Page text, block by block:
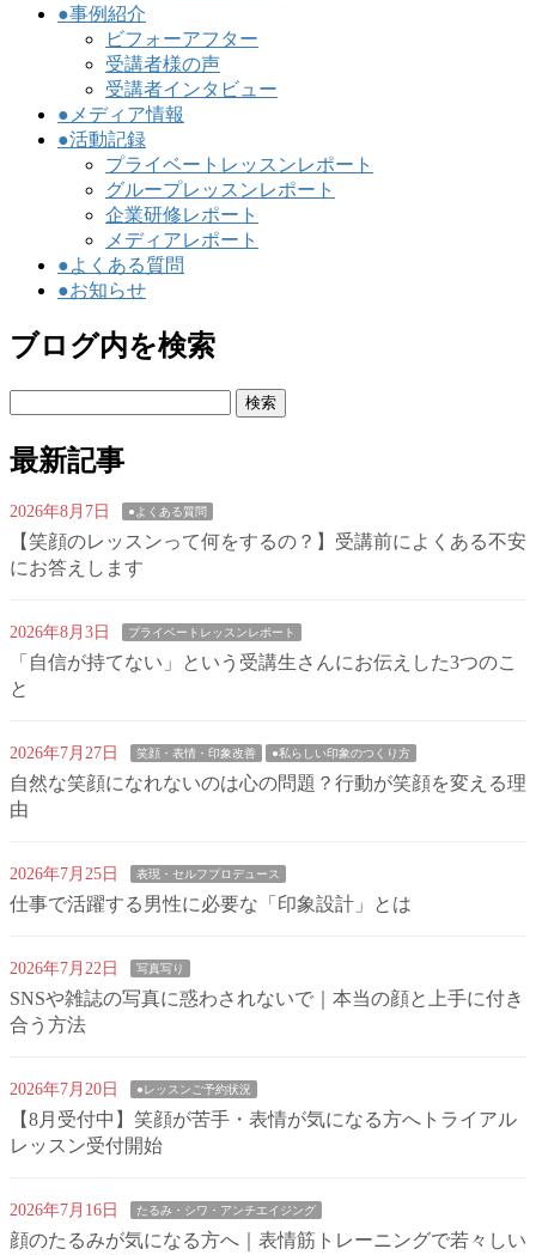
●事例紹介
ビフォーアフター
受講者様の声
受講者インタビュー
●メディア情報
●活動記録
プライベートレッスンレポート
グループレッスンレポート
企業研修レポート
メディアレポート
●よくある質問
●お知らせ
ブログ内を検索
最新記事
2026年8月7日 ●よくある質問
【笑顔のレッスンって何をするの？】受講前によくある不安
にお答えします
2026年8月3日 プライベートレッスンレポート
「自信が持てない」という受講生さんにお伝えした3つのこ
と
2026年7月27日 笑顔・表情・印象改善 ●私らしい印象のつくり方
自然な笑顔になれないのは心の問題？行動が笑顔を変える理
由
2026年7月25日 表現・セルフプロデュース
仕事で活躍する男性に必要な「印象設計」とは
2026年7月22日 写真写り
SNSや雑誌の写真に惑わされないで｜本当の顔と上手に付き
合う方法
2026年7月20日 ●レッスンご予約状況
【8月受付中】笑顔が苦手・表情が気になる方へトライアル
レッスン受付開始
2026年7月16日 たるみ・シワ・アンチエイジング
顔のたるみが気になる方へ｜表情筋トレーニングで若々しい